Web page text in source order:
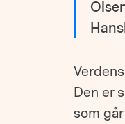
Den er
som